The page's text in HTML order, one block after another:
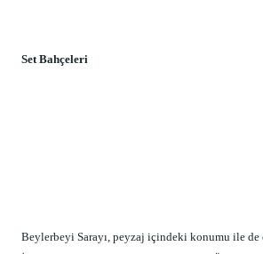
Set Bahçeleri
Beylerbeyi Sarayı, peyzaj içindeki konumu ile